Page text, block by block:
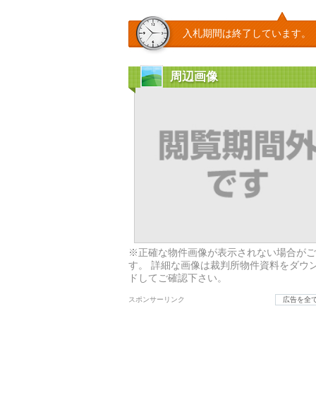
入札期間は終了しています。
周辺画像
※正確な物件画像が表示されない場合が
す。 詳細な画像は裁判所物件資料をダウ
ドしてご確認下さい。
スポンサーリンク 広告を全